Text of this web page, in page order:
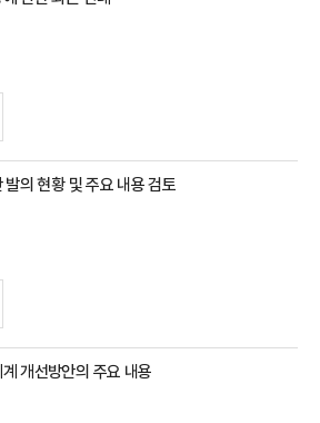
의 현황 및 주요 내용 검토
개선방안의 주요 내용